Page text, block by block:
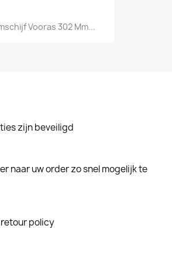
Vooras 302 Mm...
zijn beveiligd
naar uw order zo snel mogelijk te
policy